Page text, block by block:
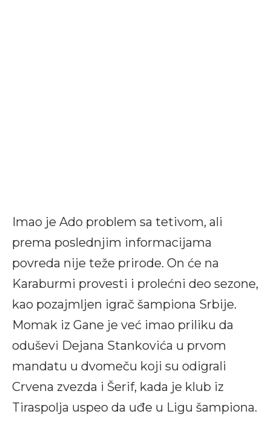
Imao je Ado problem sa tetivom, ali
prema poslednjim informacijama
povreda nije teže prirode. On će na
Karaburmi provesti i prolećni deo sezone,
kao pozajmljen igrač šampiona Srbije.
Momak iz Gane je već imao priliku da
oduševi Dejana Stankovića u prvom
mandatu u dvomeču koji su odigrali
Crvena zvezda i Šerif, kada je klub iz
Tiraspolja uspeo da uđe u Ligu šampiona.